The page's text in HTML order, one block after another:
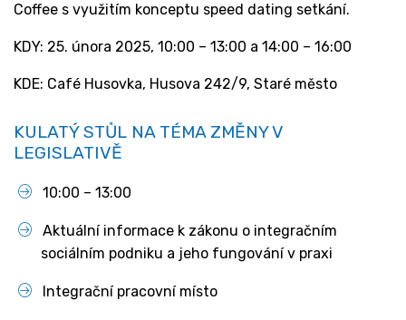
Coffee s využitím konceptu speed dating setkání.
KDY: 25. února 2025, 10:00 – 13:00 a 14:00 – 16:00
KDE: Café Husovka, Husova 242/9, Staré město
KULATÝ STŮL NA TÉMA ZMĚNY V
LEGISLATIVĚ
10:00 – 13:00
Aktuální informace k zákonu o integračním
sociálním podniku a jeho fungování v praxi
Integrační pracovní místo